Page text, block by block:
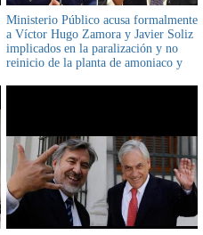
Ministerio Público acusa formalmente
a Víctor Hugo Zamora y Javier Soliz
implicados en la paralización y no
reinicio de la planta de amoniaco y